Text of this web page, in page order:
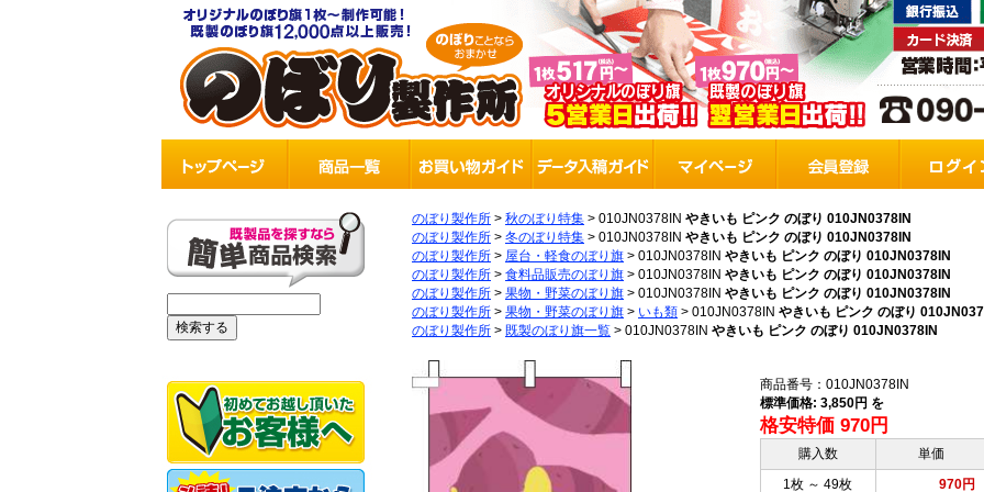
のぼり製作所 > 秋のぼり特集 > 010JN0378IN やきいも ピンク のぼり 010JN0378IN
のぼり製作所 > 冬のぼり特集 > 010JN0378IN やきいも ピンク のぼり 010JN0378IN
のぼり製作所 > 屋台・軽食のぼり旗 > 010JN0378IN やきいも ピンク のぼり 010JN0378IN
のぼり製作所 > 食料品販売のぼり旗 > 010JN0378IN やきいも ピンク のぼり 010JN0378IN
のぼり製作所 > 果物・野菜のぼり旗 > 010JN0378IN やきいも ピンク のぼり 010JN0378IN
のぼり製作所 > 果物・野菜のぼり旗 > いも類 > 010JN0378IN やきいも ピンク のぼり
のぼり製作所 > 既製のぼり旗一覧 > 010JN0378IN やきいも ピンク のぼり 010JN0378IN
商品番号：010JN0378IN
標準価格: 3,850円 を
格安特価 970円
購入数
単価
1枚 ～ 49枚
970円